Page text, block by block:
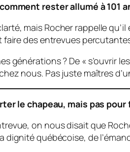
rester allumé à 101
mais Rocher rappelle
des entrevues
générations ? De « s’ouvrir
nous. Pas juste maîtres
le chapeau, mais pas pour
on nous disait que
dignité québécoise, de